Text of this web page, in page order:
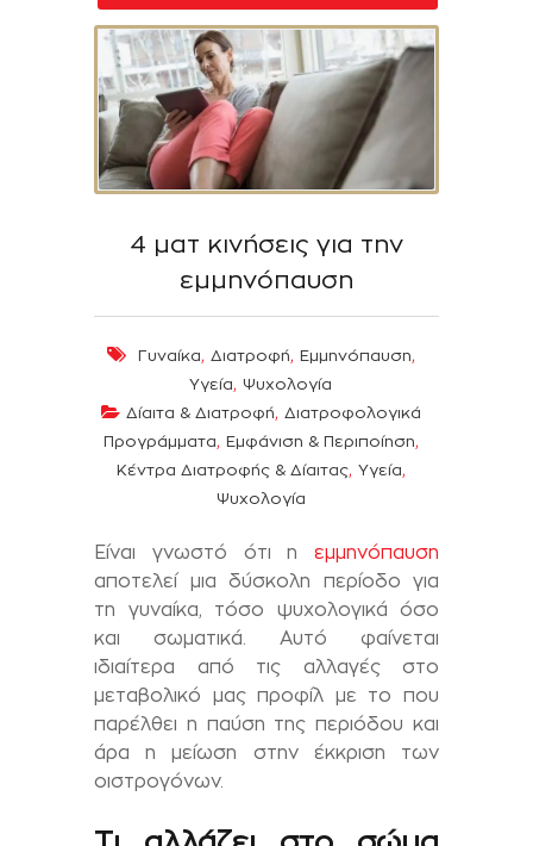
4 ματ κινήσεις για την
εμμηνόπαυση
Γυναίκα, Διατροφή, Εμμηνόπαυση,
Υγεία, Ψυχολογία
Δίαιτα & Διατροφή, Διατροφολογικά
Προγράμματα, Εμφάνιση & Περιποίηση,
Κέντρα Διατροφής & Δίαιτας, Υγεία,
Ψυχολογία
Είναι γνωστό ότι η εμμηνόπαυση
αποτελεί μια δύσκολη περίοδο για
τη γυναίκα, τόσο ψυχολογικά όσο
και σωματικά. Αυτό φαίνεται
ιδιαίτερα από τις αλλαγές στο
μεταβολικό μας προφίλ με το που
παρέλθει η παύση της περιόδου και
άρα η μείωση στην έκκριση των
οιστρογόνων.